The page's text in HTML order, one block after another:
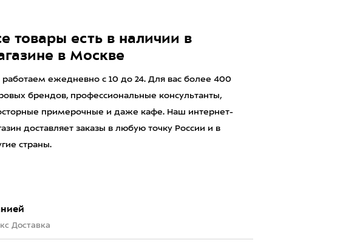
товары есть в наличии в
в Москве
ежедневно с 10 до 24. Для вас более 400
брендов, профессиональные консультанты,
примерочные и даже кафе. Наш интернет-
доставляет заказы в любую точку России и в
страны.
Доставка